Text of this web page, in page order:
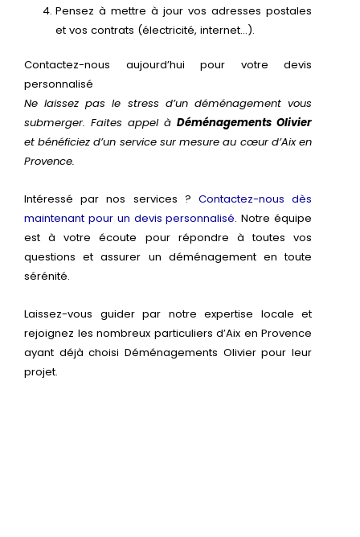
Pensez à mettre à jour vos adresses postales
et vos contrats (électricité, internet…).
Contactez-nous aujourd’hui pour votre devis
personnalisé
Ne laissez pas le stress d’un déménagement vous
submerger. Faites appel à Déménagements Olivier
et bénéficiez d’un service sur mesure au cœur d’Aix en
Provence.
Intéressé par nos services ? Contactez-nous dès
maintenant pour un devis personnalisé. Notre équipe
est à votre écoute pour répondre à toutes vos
questions et assurer un déménagement en toute
sérénité.
Laissez-vous guider par notre expertise locale et
rejoignez les nombreux particuliers d’Aix en Provence
ayant déjà choisi Déménagements Olivier pour leur
projet.